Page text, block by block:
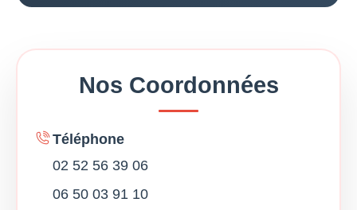
Nos Coordonnées
Téléphone
02 52 56 39 06
06 50 03 91 10